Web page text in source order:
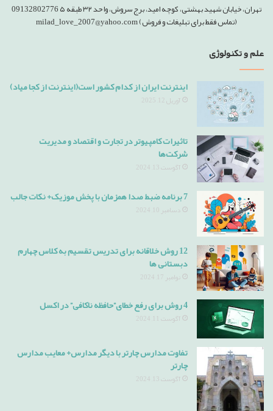
تهران، خیابان شهید بهشتی، کوچه امید، برج سروش، واحد ۳۲ طبقه ۵ 09132802776
(تماس فقط برای تبلیغات و فروش) milad_love_2007@yahoo.com
علم و تکنولوژی
اینترنت ایران از کدام کشور است(اینترنت از کجا میاد)
آوریل 12, 2025
تاثیرات کامپیوتر در تجارت و اقتصاد و مدیریت
شرکت‌ها
آگوست 13, 2024
7 برنامه ضبط صدا همزمان با پخش موزیک+ نکات جالب
دسامبر 10, 2024
12 روش خلاقانه برای تدریس تقسیم به کلاس چهارم
دبستانی ها
نوامبر 17, 2024
4 روش برای رفع خطای”حافظه ناکافی” در اکسل
آگوست 11, 2024
تفاوت مدارس چارتر با دیگر مدارس+ معایب مدارس
چارتر
آگوست 13, 2024